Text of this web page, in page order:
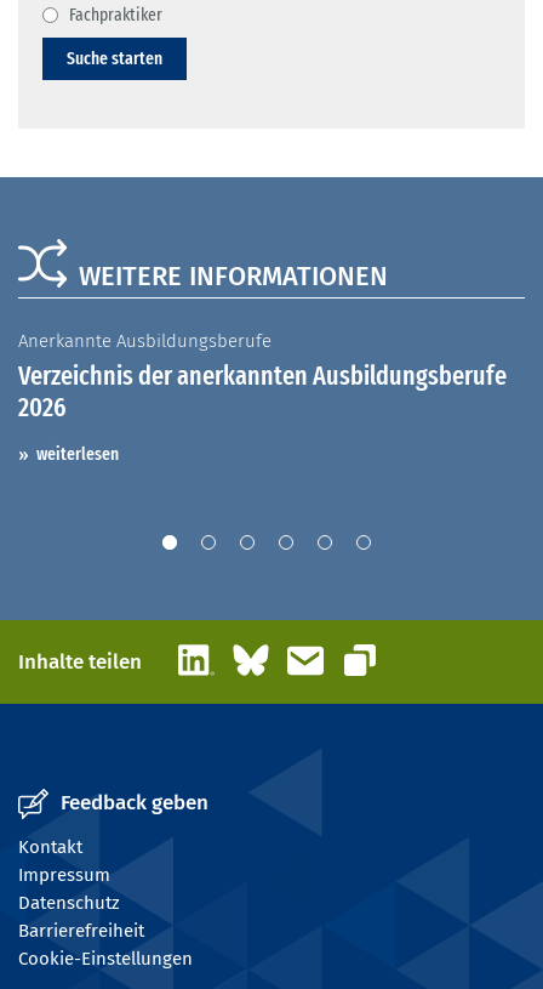
Fachpraktiker
Suche starten
WEITERE INFORMATIONEN
Anerkannte Ausbildungsberufe
Verzeichnis der anerkannten Ausbildungsberufe
2026
weiterlesen
Inhalte teilen LinkedInBlueskyE-Mail
Link kopieren
Feedback geben
Kontakt
Impressum
Datenschutz
Barrierefreiheit
Cookie-Einstellungen